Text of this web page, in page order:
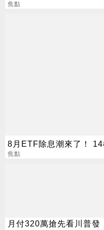
焦點
8月ETF除息潮來了！
焦點
月付320萬搶先看川普發